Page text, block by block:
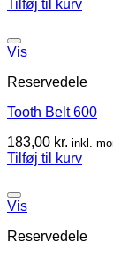
Tilføj til kurv
Vis
Reservedele
Tooth Belt 600
183,00 kr. inkl.
Tilføj til kurv
Vis
Reservedele